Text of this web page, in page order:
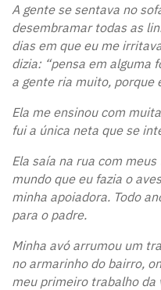
A gente se sentava no
desembramar todas as
dias em que eu me
dizia: “pensa em alguma
a gente ria muito, porque
Ela me ensinou com
fui a única neta que se
Ela saía na rua com
mundo que eu fazia o
minha apoiadora. Todo
para o padre.
Minha avó arrumou um
no armarinho do bairro,
meu primeiro trabalho da